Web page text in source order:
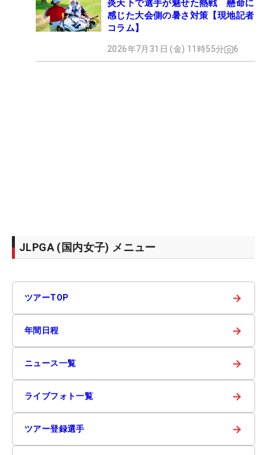
炎天下で選手が魅せた熱戦 懸命に
感じた大会側の暑さ対策【現地記者
コラム】
2026年7月31日 (金) 11時55分 6
JLPGA (国内女子) メニュー
ツアーTOP →
年間日程 →
ニュース一覧 →
ライブフォト一覧 →
ツアー登録選手 →